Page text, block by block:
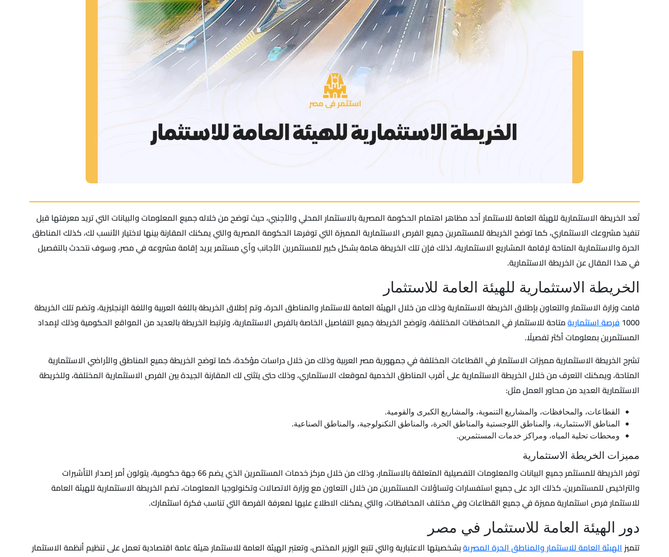
تُعد الخريطة الاستثمارية للهيئة العامة للاستثمار أحد مظاهر اهتمام الحكومة المصرية بالاستثمار المحلي والأجنبي، حيث توضح من خلاله جميع المعلومات والبيانات التي تريد معرفتها قبل
تنفيذ مشروعك الاستثماري، كما توضح الخريطة للمستثمرين جميع الفرص الاستثمارية المميزة التي توفرها الحكومة المصرية والتي يمكنك المقارنة بينها لاختيار الأنسب لك، كذلك المناطق
الحرة والاستثمارية المتاحة لإقامة المشاريع الاستثمارية، لذلك فإن تلك الخريطة هامة بشكل كبير للمستثمرين الأجانب وأي مستثمر يريد إقامة مشروعه في مصر، وسوف نتحدث بالتفصيل
في هذا المقال عن الخريطة الاستثمارية.
الخريطة الاستثمارية للهيئة العامة للاستثمار
قامت وزارة الاستثمار والتعاون بإطلاق الخريطة الاستثمارية وذلك من خلال الهيئة العامة للاستثمار والمناطق الحرة، وتم إطلاق الخريطة باللغة العربية واللغة الإنجليزية، وتضم تلك الخريطة
1000فرصة استثماريةمتاحة للاستثمار في المحافظات المختلفة، وتوضح الخريطة جميع التفاصيل الخاصة بالفرص الاستثمارية، وترتبط الخريطة بالعديد من المواقع الحكومية وذلك لإمداد
المستثمرين بمعلومات أكثر تفصيلًا.
تشرح الخريطة الاستثمارية مميزات الاستثمار في القطاعات المختلفة في جمهورية مصر العربية وذلك من خلال دراسات مؤكدة، كما توضح الخريطة جميع المناطق والأراضي الاستثمارية
المتاحة، ويمكنك التعرف من خلال الخريطة الاستثمارية على أقرب المناطق الخدمية لموقعك الاستثماري، وذلك حتى يتثنى لك المقارنة الجيدة بين الفرص الاستثمارية المختلفة، وللخريطة
الاستثمارية العديد من محاور العمل مثل:
القطاعات، والمحافظات، والمشاريع التنموية، والمشاريع الكبرى والقومية.
المناطق الاستثمارية، والمناطق اللوجستية والمناطق الحرة، والمناطق التكنولوجية، والمناطق الصناعية.
ومحطات تحلية المياه، ومراكز خدمات المستثمرين.
مميزات الخريطة الاستثمارية
توفر الخريطة للمستثمر جميع البيانات والمعلومات التفصيلية المتعلقة بالاستثمار، وذلك من خلال مركز خدمات المستثمرين الذي يضم 66 جهة حكومية، يتولون أمر إصدار التأشيرات
والتراخيص للمستثمرين، كذلك الرد على جميع استفسارات وتساؤلات المستثمرين من خلال التعاون مع وزارة الاتصالات وتكنولوجيا المعلومات، تضم الخريطة الاستثمارية للهيئة العامة
للاستثمار فرص استثمارية مميزة في جميع القطاعات وفي مختلف المحافظات، والتي يمكنك الاطلاع عليها لمعرفة الفرصة التي تناسب فكرة استثمارك.
دور الهيئة العامة للاستثمار في مصر
تتميزالهيئة العامة للاستثمار والمناطق الحرة المصريةبشخصيتها الاعتبارية والتي تتبع الوزير المختص، وتعتبر الهيئة العامة للاستثمار هيئة عامة اقتصادية تعمل على تنظيم أنظمة الاستثمار